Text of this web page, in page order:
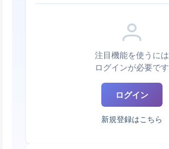
注目機能を使うには
ログインが必要です
ログイン
新規登録はこちら